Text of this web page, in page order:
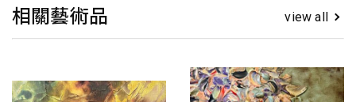
相關藝術品 view all